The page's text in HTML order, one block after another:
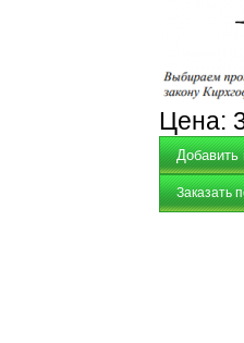
Цена:
Заказать